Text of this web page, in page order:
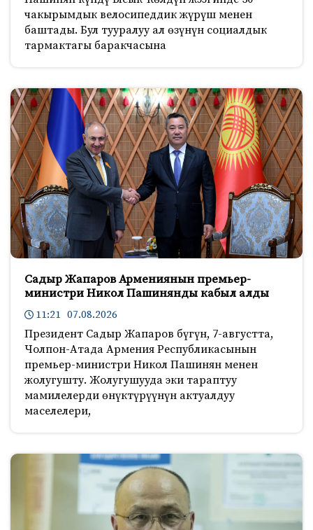
чакырымдык велосипеддик жүрүш менен
баштады. Бул тууралуу ал өзүнүн социалдык
тармактагы баракчасына
Садыр Жапаров Армениянын премьер-
министри Никол Пашинянды кабыл алды
11:21 07.08.2026
Президент Садыр Жапаров бүгүн, 7-августта,
Чолпон-Атада Армения Республикасынын
премьер-министри Никол Пашинян менен
жолугушту. Жолугушууда эки тараптуу
мамилелерди өнүктүрүүнүн актуалдуу
маселелери,